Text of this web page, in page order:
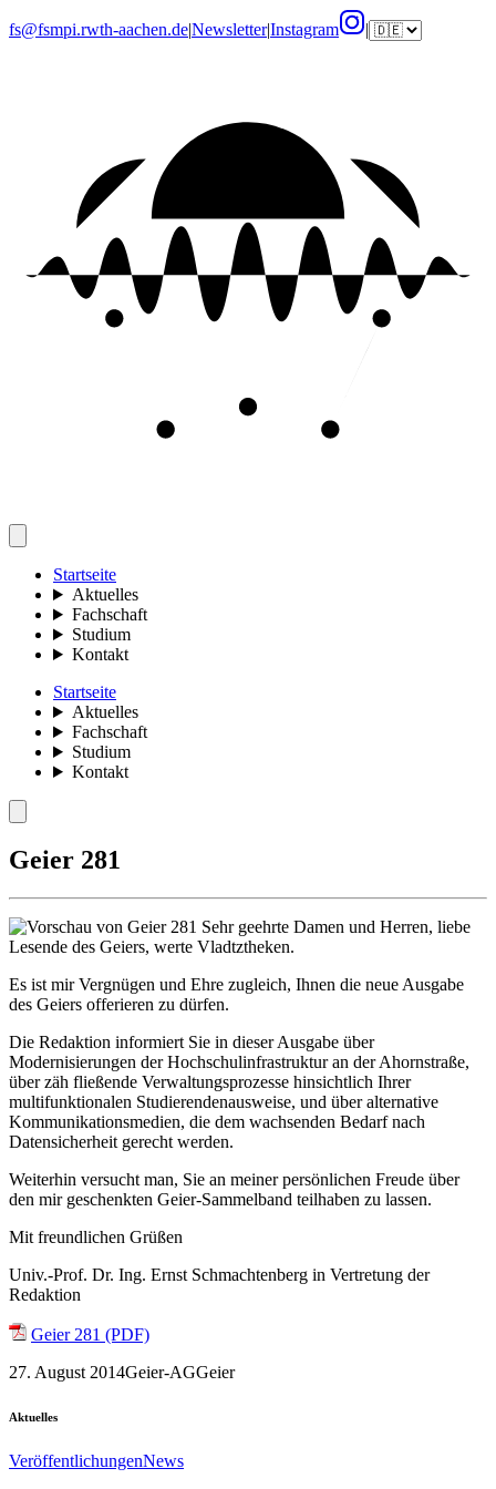
fs@fsmpi.rwth-aachen.de|Newsletter|Instagram |
Startseite
Aktuelles
Fachschaft
Studium
Kontakt
Startseite
Aktuelles
Fachschaft
Studium
Kontakt
Geier 281
Sehr geehrte Damen und Herren, liebe
Lesende des Geiers, werte Vladtztheken.
Es ist mir Vergnügen und Ehre zugleich, Ihnen die neue Ausgabe
des Geiers offerieren zu dürfen.
Die Redaktion informiert Sie in dieser Ausgabe über
Modernisierungen der Hochschulinfrastruktur an der Ahornstraße,
über zäh fließende Verwaltungsprozesse hinsichtlich Ihrer
multifunktionalen Studierendenausweise, und über alternative
Kommunikationsmedien, die dem wachsenden Bedarf nach
Datensicherheit gerecht werden.
Weiterhin versucht man, Sie an meiner persönlichen Freude über
den mir geschenkten Geier-Sammelband teilhaben zu lassen.
Mit freundlichen Grüßen
Univ.-Prof. Dr. Ing. Ernst Schmachtenberg in Vertretung der
Redaktion
Geier 281 (PDF)
27. August 2014Geier-AGGeier
Aktuelles
VeröffentlichungenNews